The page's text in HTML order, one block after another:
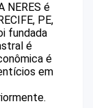
NERES é
PE,
fundada
é
é
em